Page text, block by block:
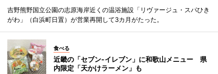
吉野熊野国立公園の志原海岸近くの温浴施設「リヴァージュ・スパひき
がわ」（白浜町日置）が営業再開して3カ月がたった。
食べる
近畿の「セブン-イレブン」に和歌山メニュー 県
内限定「天かけラーメン」も